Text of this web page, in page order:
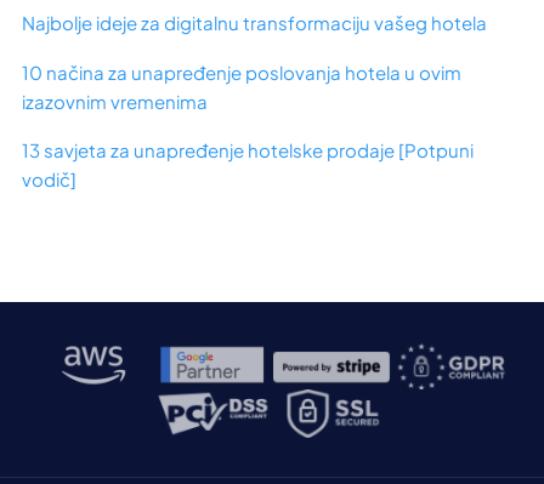
Najbolje ideje za digitalnu transformaciju vašeg hotela
10 načina za unapređenje poslovanja hotela u ovim
izazovnim vremenima
13 savjeta za unapređenje hotelske prodaje [Potpuni
vodič]